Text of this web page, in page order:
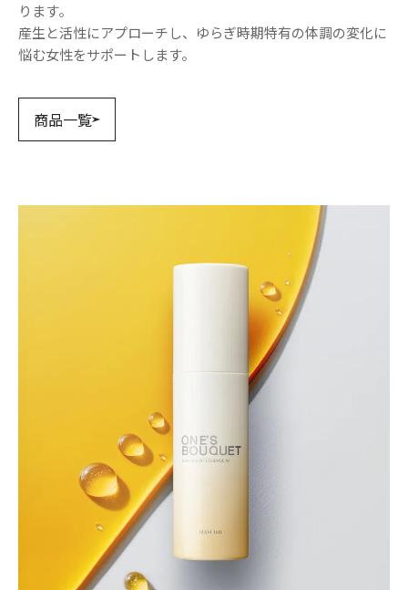
ります。
産生と活性にアプローチし、ゆらぎ時期特有の体調の変化に
悩む女性をサポートします。
商品一覧